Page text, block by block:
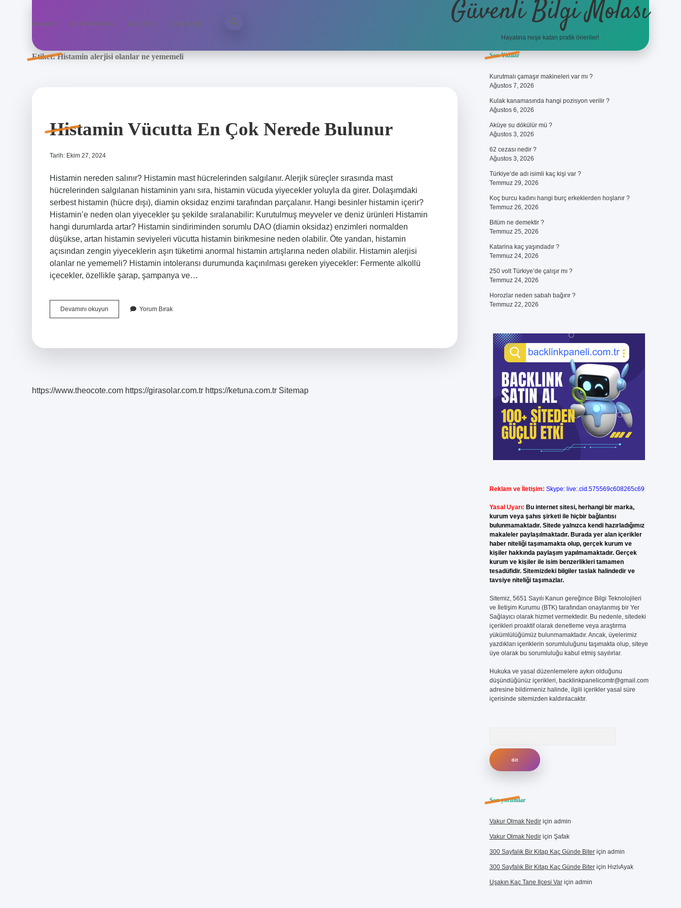
Anasayfa Gizlilik Politikası Yasal Uyarı Hakkımızda Güvenli Bilgi Molası
Hayatına neşe katan pratik öneriler!
Etiket:Histamin alerjisi olanlar ne yememeli
Histamin Vücutta En Çok Nerede Bulunur
Tarih: Ekim 27, 2024
Histamin nereden salınır? Histamin mast hücrelerinden salgılanır. Alerjik süreçler sırasında mast
hücrelerinden salgılanan histaminin yanı sıra, histamin vücuda yiyecekler yoluyla da girer. Dolaşımdaki
serbest histamin (hücre dışı), diamin oksidaz enzimi tarafından parçalanır. Hangi besinler histamin içerir?
Histamin’e neden olan yiyecekler şu şekilde sıralanabilir: Kurutulmuş meyveler ve deniz ürünleri Histamin
hangi durumlarda artar? Histamin sindiriminden sorumlu DAO (diamin oksidaz) enzimleri normalden
düşükse, artan histamin seviyeleri vücutta histamin birikmesine neden olabilir. Öte yandan, histamin
açısından zengin yiyeceklerin aşırı tüketimi anormal histamin artışlarına neden olabilir. Histamin alerjisi
olanlar ne yememeli? Histamin intoleransı durumunda kaçınılması gereken yiyecekler: Fermente alkollü
içecekler, özellikle şarap, şampanya ve…
Devamını okuyun Histamin
Vücutta
Yorum Bırak
https://www.theocote.com https://girasolar.com.tr https://ketuna.com.tr Sitemap
Sidebar
Son Yazılar
Kurutmalı çamaşır makineleri var mı ?
Ağustos 7, 2026
Kulak kanamasında hangi pozisyon verilir ?
Ağustos 6, 2026
Aküye su dökülür mü ?
Ağustos 3, 2026
62 cezası nedir ?
Ağustos 3, 2026
Türkiye’de adı isimli kaç kişi var ?
Temmuz 29, 2026
Koç burcu kadını hangi burç erkeklerden hoşlanır ?
Temmuz 26, 2026
Bitüm ne demektir ?
Temmuz 25, 2026
Katarina kaç yaşındadır ?
Temmuz 24, 2026
250 volt Türkiye’de çalışır mı ?
Temmuz 24, 2026
Horozlar neden sabah bağırır ?
Temmuz 22, 2026
Reklam ve İletişim: Skype: live:.cid.575569c608265c69
Yasal Uyarı: Bu internet sitesi, herhangi bir marka,
kurum veya şahıs şirketi ile hiçbir bağlantısı
bulunmamaktadır. Sitede yalnızca kendi hazırladığımız
makaleler paylaşılmaktadır. Burada yer alan içerikler
haber niteliği taşımamakta olup, gerçek kurum ve
kişiler hakkında paylaşım yapılmamaktadır. Gerçek
kurum ve kişiler ile isim benzerlikleri tamamen
tesadüfidir. Sitemizdeki bilgiler taslak halindedir ve
tavsiye niteliği taşımazlar.
Sitemiz, 5651 Sayılı Kanun gereğince Bilgi Teknolojileri
ve İletişim Kurumu (BTK) tarafından onaylanmış bir Yer
Sağlayıcı olarak hizmet vermektedir. Bu nedenle, sitedeki
içerikleri proaktif olarak denetleme veya araştırma
yükümlülüğümüz bulunmamaktadır. Ancak, üyelerimiz
yazdıkları içeriklerin sorumluluğunu taşımakta olup, siteye
üye olarak bu sorumluluğu kabul etmiş sayılırlar.
Hukuka ve yasal düzenlemelere aykırı olduğunu
düşündüğünüz içerikleri, backlinkpanelicomtr@gmail.com
adresine bildirmeniz halinde, ilgili içerikler yasal süre
içerisinde sitemizden kaldırılacaktır.
Son yorumlar
Vakur Olmak Nediriçin admin
Vakur Olmak Nediriçin Şafak
300 Sayfalık Bir Kitap Kaç Günde Biteriçin admin
300 Sayfalık Bir Kitap Kaç Günde Biteriçin HızlıAyak
Uşakın Kaç Tane Ilçesi Variçin admin
betcipiabellacasino sitesi